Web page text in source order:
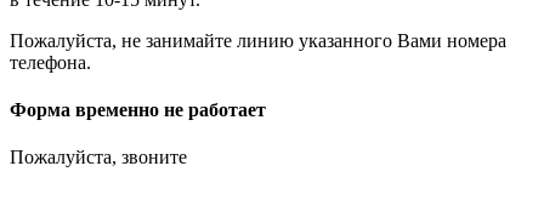
Пожалуйста, не занимайте линию указанного Вами номера
телефона.
Форма временно не работает
Пожалуйста, звоните